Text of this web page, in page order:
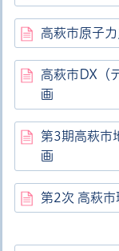
高萩市原子
高萩市DX（
画
第3期高萩市
画
第2次 高萩市